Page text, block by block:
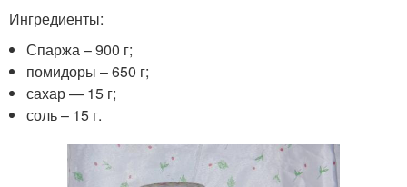
Ингредиенты:
Спаржа – 900 г;
помидоры – 650 г;
сахар — 15 г;
соль – 15 г.